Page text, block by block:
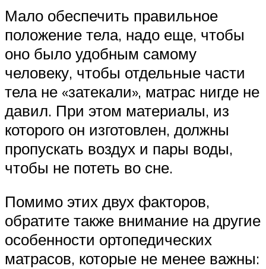
Мало обеспечить правильное
положение тела, надо еще, чтобы
оно было удобным самому
человеку, чтобы отдельные части
тела не «затекали», матрас нигде не
давил. При этом материалы, из
которого он изготовлен, должны
пропускать воздух и пары воды,
чтобы не потеть во сне.
Помимо этих двух факторов,
обратите также внимание на другие
особенности ортопедических
матрасов, которые не менее важны: